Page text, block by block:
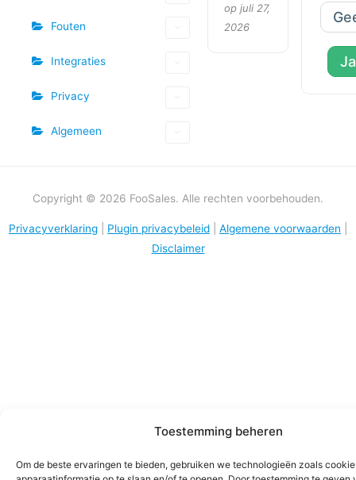
Toestemming beheren
Om de beste ervaringen te bieden, gebruiken we technologieën zoals
Fouten
Integraties
Privacy
Algemeen
op juli 27,
2026
Ja
Copyright © 2026 FooSales. Alle rechten voorbehouden.
Privacyverklaring Plugin privacybeleid Algemene voorwaarden
Disclaimer